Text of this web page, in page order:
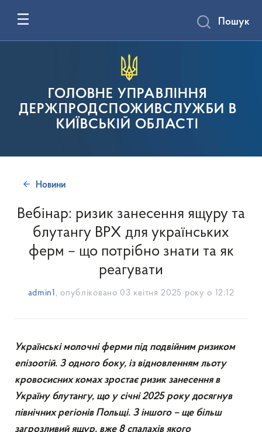
ГОЛОВНЕ УПРАВЛІННЯ
ДЕРЖПРОДСПОЖИВСЛУЖБИ В
КИЇВСЬКІЙ ОБЛАСТІ
Пошук
Новини
Вебінар: ризик занесення ящуру та
блутангу ВРХ для українських
ферм – що потрібно знати та як
реагувати
admin1 , опубліковано 03 квітня 2025 року о 12:12
Українські молочні ферми під подвійним ризиком
епізоотій. З одного боку, із відновленням льоту
кровосисних комах зростає ризик занесення в
Україну блутангу, що у січні 2025 року досягнув
північних регіонів Польщі. З іншого – ще більш
загрозливий ящур, вже 8 спалахів якого